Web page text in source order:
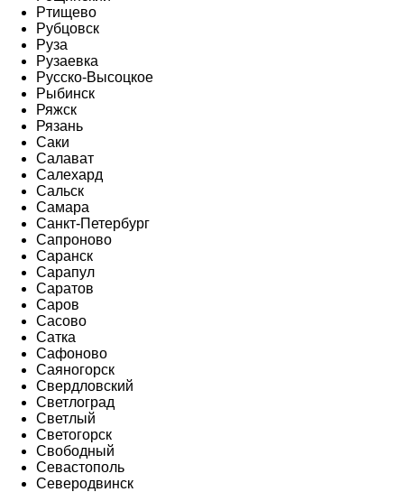
Ртищево
Рубцовск
Руза
Рузаевка
Русско-Высоцкое
Рыбинск
Ряжск
Рязань
Саки
Салават
Салехард
Сальск
Самара
Санкт-Петербург
Сапроново
Саранск
Сарапул
Саратов
Саров
Сасово
Сатка
Сафоново
Саяногорск
Свердловский
Светлоград
Светлый
Светогорск
Свободный
Севастополь
Северодвинск